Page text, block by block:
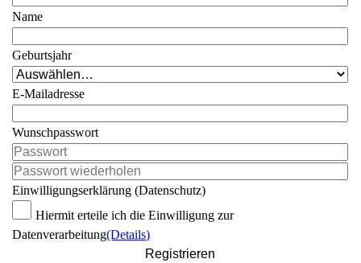
Name
Geburtsjahr
E-Mailadresse
Wunschpasswort
Einwilligungserklärung (Datenschutz)
Hiermit erteile ich die Einwilligung zur
Datenverarbeitung(Details)
Registrieren